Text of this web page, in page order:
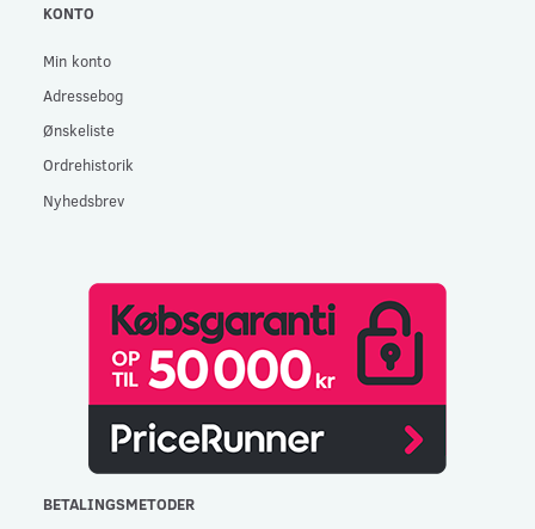
KONTO
Min konto
Adressebog
Ønskeliste
Ordrehistorik
Nyhedsbrev
BETALINGSMETODER